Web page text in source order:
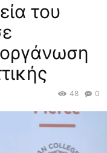
του
0
48